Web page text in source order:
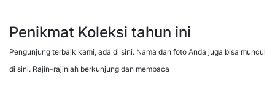
Penikmat Koleksi tahun ini
Pengunjung terbaik kami, ada di sini. Nama dan foto Anda juga bisa muncul
di sini. Rajin-rajinlah berkunjung dan membaca